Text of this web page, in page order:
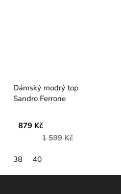
Dámský modrý top
Sandro Ferrone
879 Kč
1 599 Kč
38 40